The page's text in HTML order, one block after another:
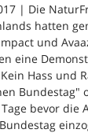
| Die
hatten
und
eine
Hass und
Bundestag"
bevor die